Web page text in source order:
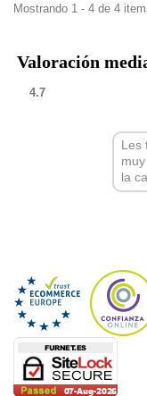
Mostrando 1 - 4 de 4
Valoración
4.7
Les
la